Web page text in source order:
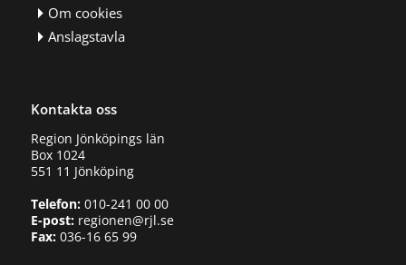
Om cookies
Anslagstavla
Kontakta oss
Region Jönköpings län
Box 1024
551 11 Jönköping
Telefon:010-241 00 00
E-post:regionen@rjl.se
Fax: 036-16 65 99